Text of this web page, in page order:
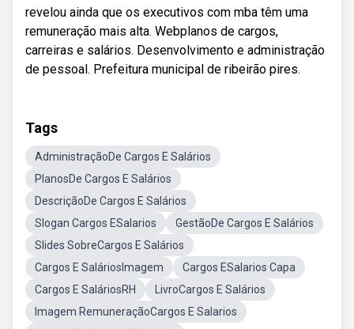
revelou ainda que os executivos com mba têm uma
remuneração mais alta. Webplanos de cargos,
carreiras e salários. Desenvolvimento e administração
de pessoal. Prefeitura municipal de ribeirão pires.
Tags
AdministraçãoDe Cargos E Salários
PlanosDe Cargos E Salários
DescriçãoDe Cargos E Salários
Slogan Cargos ESalarios
GestãoDe Cargos E Salários
Slides SobreCargos E Salários
Cargos E SaláriosImagem
Cargos ESalarios Capa
Cargos E SaláriosRH
LivroCargos E Salários
Imagem RemuneraçãoCargos E Salarios